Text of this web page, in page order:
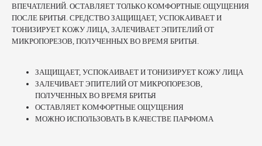
ВПЕЧАТЛЕНИЙ. ОСТАВЛЯЕТ ТОЛЬКО КОМФОРТНЫЕ ОЩУЩЕНИЯ
ПОСЛЕ БРИТЬЯ. СРЕДСТВО ЗАЩИЩАЕТ, УСПОКАИВАЕТ И
ТОНИЗИРУЕТ КОЖУ ЛИЦА, ЗАЛЕЧИВАЕТ ЭПИТЕЛИЙ ОТ
МИКРОПОРЕЗОВ, ПОЛУЧЕННЫХ ВО ВРЕМЯ БРИТЬЯ.
ЗАЩИЩАЕТ, УСПОКАИВАЕТ И ТОНИЗИРУЕТ КОЖУ ЛИЦА
ЗАЛЕЧИВАЕТ ЭПИТЕЛИЙ ОТ МИКРОПОРЕЗОВ,
ПОЛУЧЕННЫХ ВО ВРЕМЯ БРИТЬЯ
ОСТАВЛЯЕТ КОМФОРТНЫЕ ОЩУЩЕНИЯ
МОЖНО ИСПОЛЬЗОВАТЬ В КАЧЕСТВЕ ПАРФЮМА